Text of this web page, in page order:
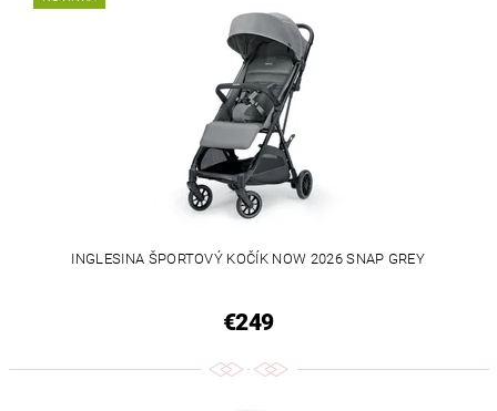
INGLESINA ŠPORTOVÝ KOČÍK NOW 2026 SNAP GREY
€249